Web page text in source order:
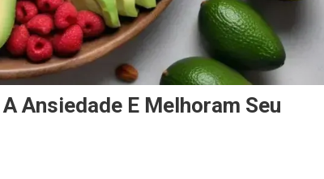
Ansiedade E Melhoram Seu